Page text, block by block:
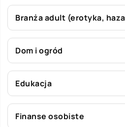
Branża adult (erotyka,
Dom i ogród
Edukacja
Finanse osobiste